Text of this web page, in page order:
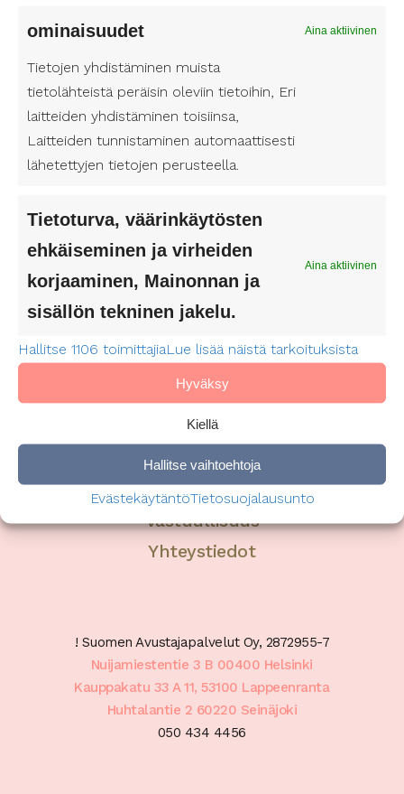
ominaisuudet Aina aktiivinen
Tietojen yhdistäminen muista
tietolähteistä peräisin oleviin tietoihin, Eri
laitteiden yhdistäminen toisiinsa,
Laitteiden tunnistaminen automaattisesti
lähetettyjen tietojen perusteella.
Tietoturva, väärinkäytösten
ehkäiseminen ja virheiden
korjaaminen, Mainonnan ja
sisällön tekninen jakelu.
Aina aktiivinen
Hallitse 1106 toimittajiaLue lisää näistä tarkoituksista
Hyväksy
Kiellä
Hallitse vaihtoehtoja
EvästekäytäntöTietosuojalausunto
Avustajaksi
Henkilöstöetuohjelma
Uutiset
Yhteyshenkilömme
Hyvinvointialueet
Vastuullisuus
Yhteystiedot
! Suomen Avustajapalvelut Oy, 2872955-7
Nuijamiestentie 3 B 00400 Helsinki
Kauppakatu 33 A 11, 53100 Lappeenranta
Huhtalantie 2 60220 Seinäjoki
050 434 4456